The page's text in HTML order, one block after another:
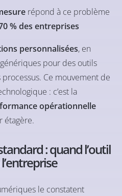
répond à ce problème
% des entreprises
personnalisées, en
pour des outils
Ce mouvement de
: c’est la
opérationnelle
étagère.
: quand l’outil
le constatent